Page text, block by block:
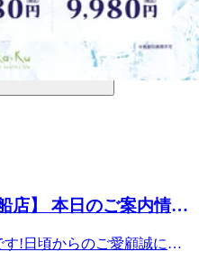
22-27 伊勢屋パールビル 3F
店】 本日のご案内情報
す!日頃からのご愛顧誠にあ